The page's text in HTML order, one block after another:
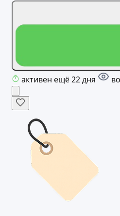
активен ещё 22 дня